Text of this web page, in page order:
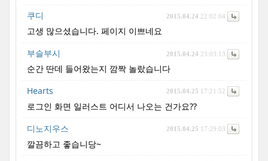
2015.04.24 22:02:04
쿠디
고생 많으셨습니다. 페이지 이쁘네요
2015.04.24 23:03:13
부슬부시
순간 딴데 들어왔는지 깜짝 놀랐습니다
2015.04.25 17:21:52
Hearts
로그인 화면 일러스트 어디서 나오는 건가요??
2015.04.25 17:29:03
디노지우스
깔끔하고 좋습니당~